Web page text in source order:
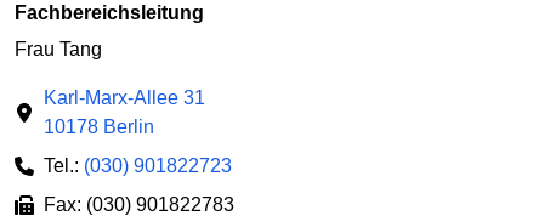
Fachbereichsleitung
Frau Tang
Karl-Marx-Allee 31
10178 Berlin
Tel.: (030) 901822723
Fax: (030) 901822783